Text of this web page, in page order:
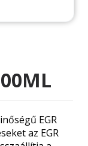
EGR
az EGR